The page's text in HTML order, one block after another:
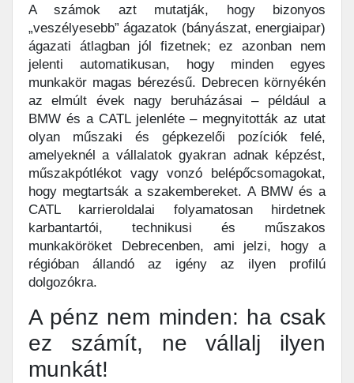
A számok azt mutatják, hogy bizonyos
„veszélyesebb” ágazatok (bányászat, energiaipar)
ágazati átlagban jól fizetnek; ez azonban nem
jelenti automatikusan, hogy minden egyes
munkakör magas bérezésű. Debrecen környékén
az elmúlt évek nagy beruházásai – például a
BMW és a CATL jelenléte – megnyitották az utat
olyan műszaki és gépkezelői pozíciók felé,
amelyeknél a vállalatok gyakran adnak képzést,
műszakpótlékot vagy vonzó belépőcsomagokat,
hogy megtartsák a szakembereket. A BMW és a
CATL karrieroldalai folyamatosan hirdetnek
karbantartói, technikusi és műszakos
munkaköröket Debrecenben, ami jelzi, hogy a
régióban állandó az igény az ilyen profilú
dolgozókra.
A pénz nem minden: ha csak
ez számít, ne vállalj ilyen
munkát!